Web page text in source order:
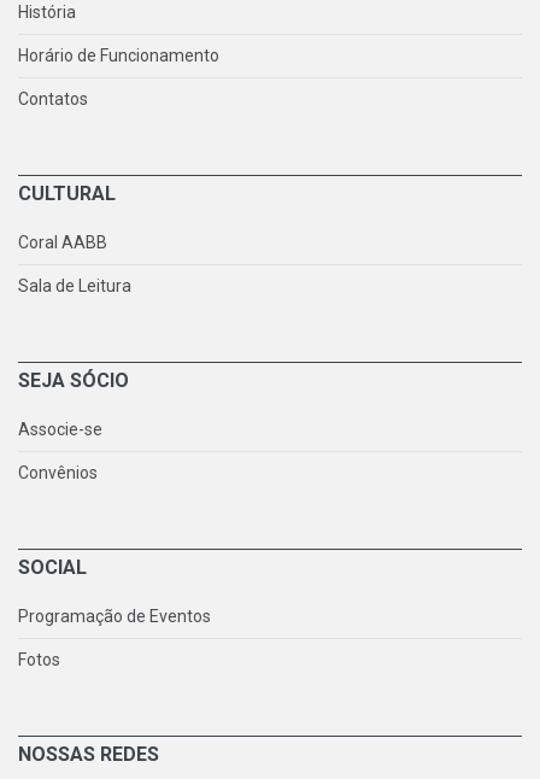
História
Horário de Funcionamento
Contatos
CULTURAL
Coral AABB
Sala de Leitura
SEJA SÓCIO
Associe-se
Convênios
SOCIAL
Programação de Eventos
Fotos
NOSSAS REDES